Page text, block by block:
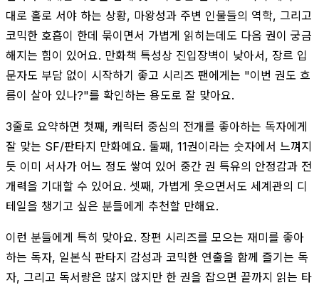
대로 홀로 서야 하는 상황, 마왕성과 주변 인물들의 역학, 그리고
코믹한 호흡이 한데 묶이면서 가볍게 읽히는데도 다음 권이 궁금
해지는 힘이 있어요. 만화책 특성상 진입장벽이 낮아서, 장르 입
문자도 부담 없이 시작하기 좋고 시리즈 팬에게는 "이번 권도 흐
름이 살아 있나?"를 확인하는 용도로 잘 맞아요.
3줄로 요약하면 첫째, 캐릭터 중심의 전개를 좋아하는 독자에게
잘 맞는 SF/판타지 만화예요. 둘째, 11권이라는 숫자에서 느껴지
듯 이미 서사가 어느 정도 쌓여 있어 중간 권 특유의 안정감과 전
개력을 기대할 수 있어요. 셋째, 가볍게 웃으면서도 세계관의 디
테일을 챙기고 싶은 분들에게 추천할 만해요.
이런 분들에게 특히 맞아요. 장편 시리즈를 모으는 재미를 좋아
하는 독자, 일본식 판타지 감성과 코믹한 연출을 함께 즐기는 독
자, 그리고 독서량은 많지 않지만 한 권을 잡으면 끝까지 읽는 타